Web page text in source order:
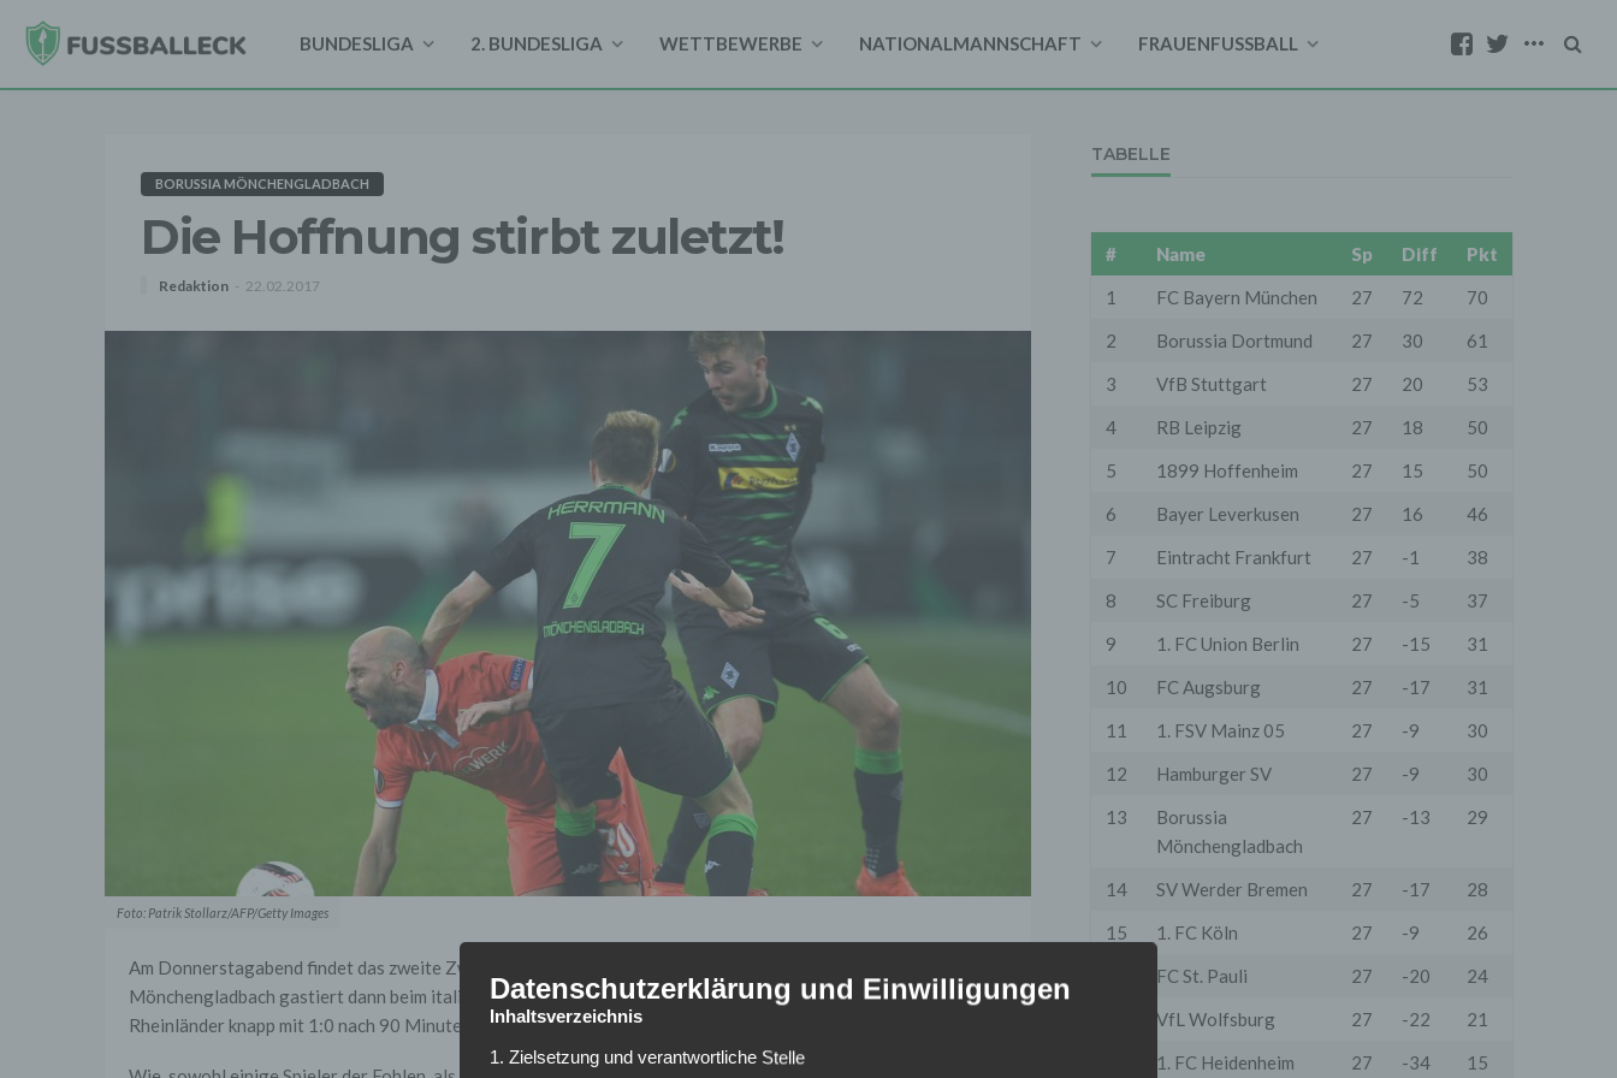
BUNDESLIGA 2. BUNDESLIGA WETTBEWERBE NATIONALMANNSCHAFT FRAUENFUSSBALL
BORUSSIA MÖNCHENGLADBACH
Die Hoffnung stirbt zuletzt!
Redaktion 22.02.2017
Foto: Patrik Stollarz/AFP/Getty Images
Am Donnerstagabend findet das zweite Zwischenrundenrückspiel mit deutscher Beteiligung statt. Borussia
Mönchengladbach gastiert dann beim italienischen Vertreter AC Florenz. Im Hinspiel mussten sich die
Rheinländer knapp mit 1:0 nach 90 Minuten geschlagen geben.
TABELLE
# Name Sp Diff
Pkt
1
FC Bayern München 27 72
70
2
Borussia Dortmund 27 30
61
3
VfB Stuttgart 27 20
53
4
RB Leipzig 27 18
50
5
1899 Hoffenheim 27 15
50
6
Bayer Leverkusen 27 16
46
7
Eintracht Frankfurt 27 -1
38
8
SC Freiburg 27 -5
37
9
1. FC Union Berlin 27 -15
31
10
FC Augsburg 27 -17
31
11
1. FSV Mainz 05 27 -9
30
12
Hamburger SV 27 -9
30
13
Borussia
Mönchengladbach
27 -13 29
14 SV Werder Bremen 27 -17
28
15
1. FC Köln 27 -9
26
FC St. Pauli 27 -20
24
VfL Wolfsburg 27 -22
21
1. FC Heidenheim
27 -34 15
Datenschutzerklärung und Einwilligungen
Inhaltsverzeichnis
1. Zielsetzung und verantwortliche Stelle